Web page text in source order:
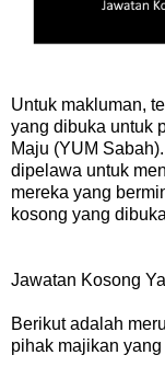
Untuk makluman,
yang dibuka untuk
Maju (YUM
dipelawa untuk
mereka yang
kosong yang
Jawatan Kosong
Berikut adalah
pihak majikan